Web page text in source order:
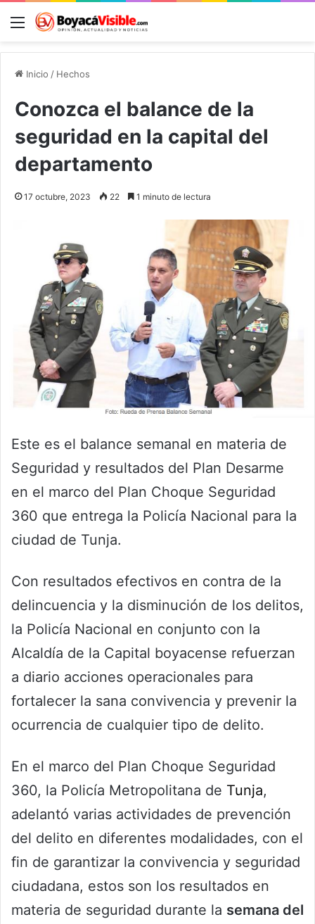
Menú
Inicio / Hechos
Conozca el balance de la
seguridad en la capital del
departamento
17 octubre, 2023 22 1 minuto de lectura
Este es el balance semanal en materia de
Seguridad y resultados del Plan Desarme
en el marco del Plan Choque Seguridad
360 que entrega la Policía Nacional para la
ciudad de Tunja.
Con resultados efectivos en contra de la
delincuencia y la disminución de los delitos,
la Policía Nacional en conjunto con la
Alcaldía de la Capital boyacense refuerzan
a diario acciones operacionales para
fortalecer la sana convivencia y prevenir la
ocurrencia de cualquier tipo de delito.
En el marco del Plan Choque Seguridad
360, la Policía Metropolitana de Tunja,
adelantó varias actividades de prevención
del delito en diferentes modalidades, con el
fin de garantizar la convivencia y seguridad
ciudadana, estos son los resultados en
materia de seguridad durante la semana del